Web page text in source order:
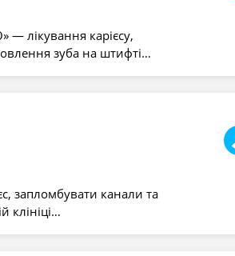
— лікування карієсу,
зуба на штифті…
запломбувати канали та
клініці…